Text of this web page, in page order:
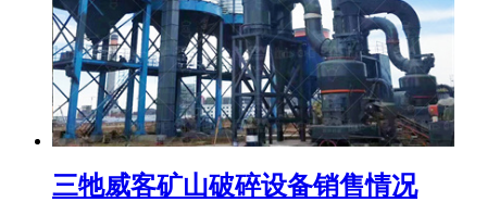
三牠威客矿山破碎设备销售情况